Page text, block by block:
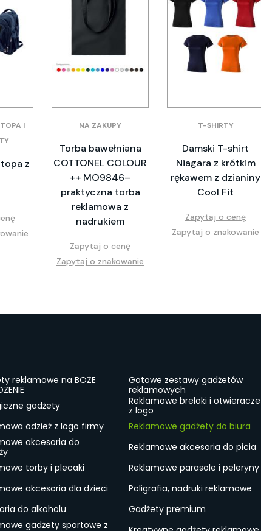
I
z
NA ZAKUPY
Torba bawełniana
COTTONEL COLOUR
++ MO9846–
praktyczna torba
reklamowa z
nadrukiem
Zapytaj o cenę
Zapytaj o znakowanie
T-SHIRTY
Damski T-shirt
Niagara z krótkim
rękawem z dzianiny
Cool Fit
Zapytaj o cenę
Zapytaj o znakowanie
reklamowe na BOŻE
Gotowe zestawy gadżetów
reklamowych
gadżety
Reklamowe breloki i otwieracze
z logo
odzież z logo firmy
Reklamowe gadżety do biura
akcesoria do
Reklamowe akcesoria do picia
torby i plecaki
Reklamowe parasole i peleryny
akcesoria dla dzieci
Poligrafia, nadruki reklamowe
do alkoholu
Gadżety premium
gadżety sportowe z